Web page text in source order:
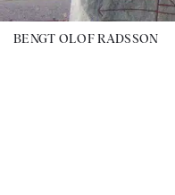
BENGT OLOF RADSSON